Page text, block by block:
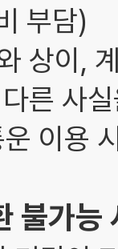
부담)
상이,
른 사
이용
불가능